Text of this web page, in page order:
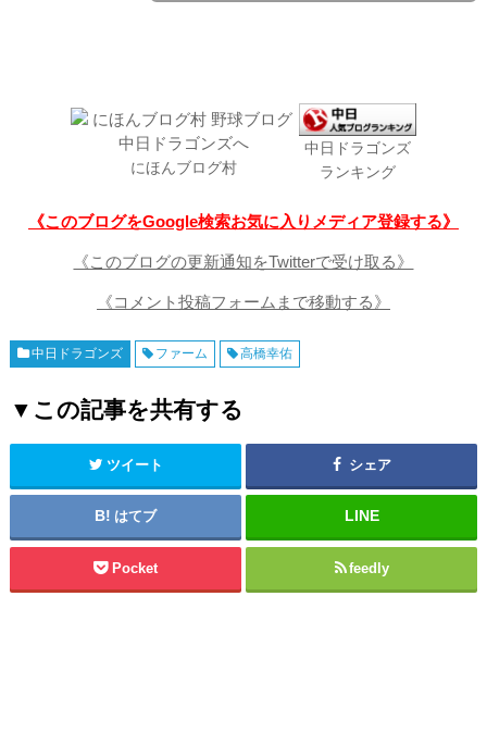
にほんブログ村
中日ドラゴンズ
ランキング
《このブログをGoogle検索お気に入りメディア登録する》
《このブログの更新通知をTwitterで受け取る》
《コメント投稿フォームまで移動する》
中日ドラゴンズ ファーム 高橋幸佑
▼この記事を共有する
ツイート シェア
はてブ
Pocket feedly